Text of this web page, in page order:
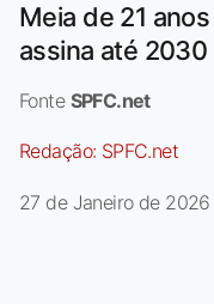
Meia de 21
assina até 2030
Fonte SPFC.net
Redação: SPFC.net
27 de Janeiro de 2026